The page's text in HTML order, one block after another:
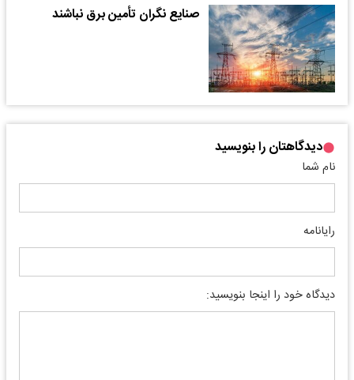
صنایع نگران تأمین برق نباشند
دیدگاهتان را بنویسید
نام شما
رایانامه
دیدگاه خود را اینجا بنویسید: